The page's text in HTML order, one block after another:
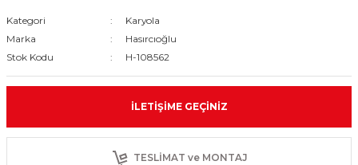
Kategori
Karyola
Marka
Hasırcıoğlu
Stok Kodu
H-108562
İLETIŞIME GEÇINIZ
TESLİMAT ve MONTAJ